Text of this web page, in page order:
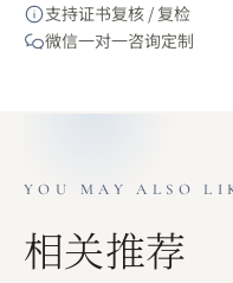
支持证书复核 / 复检
微信一对一咨询定制
YOU MAY ALSO
相关推荐